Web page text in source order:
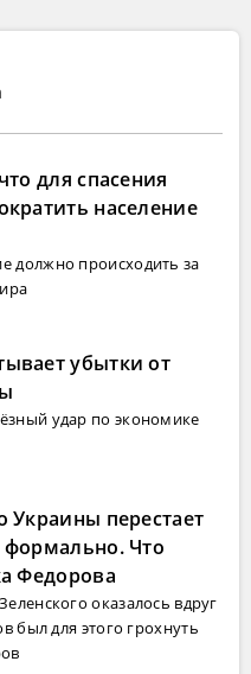
для спасения
население
должно происходить за
убытки от
удар по экономике
Украины перестает
формально. Что
Федорова
оказалось вдруг
был для этого грохнуть